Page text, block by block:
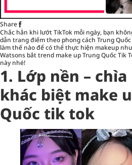
Share
Chắc hẳn khi lướt TikTok mỗi ngày, bạn
dẫn trang điểm theo phong cách Trung
làm thế nào để có thể thực hiện makeup
Watsons bắt trend make up Trung Quốc Tik
này nhé!
1. Lớp nền –
khác biệt make
Quốc tik tok